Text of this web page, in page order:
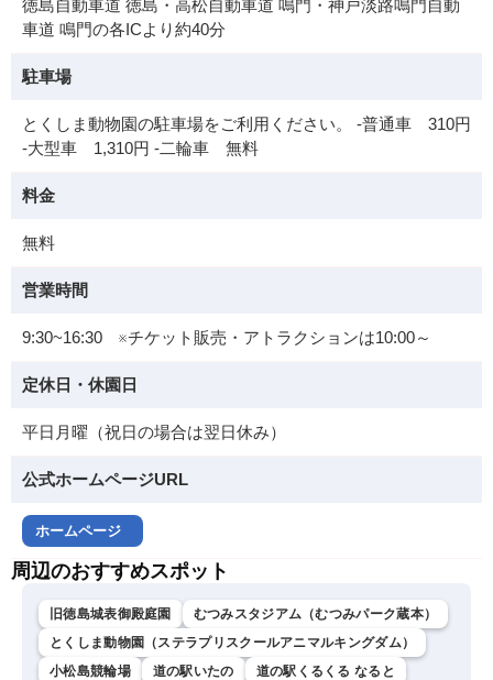
徳島自動車道 徳島・高松自動車道 鳴門・神戸淡路鳴門自動
車道 鳴門の各ICより約40分
駐車場
とくしま動物園の駐車場をご利用ください。 -普通車 310円
-大型車 1,310円 -二輪車 無料
料金
無料
営業時間
9:30~16:30 ※チケット販売・アトラクションは10:00～
定休日・休園日
平日月曜（祝日の場合は翌日休み）
公式ホームページURL
ホームページ
周辺のおすすめスポット
旧徳島城表御殿庭園
むつみスタジアム（むつみパーク蔵本）
とくしま動物園（ステラプリスクールアニマルキングダム）
小松島競輪場
道の駅いたの
道の駅くるくる なると